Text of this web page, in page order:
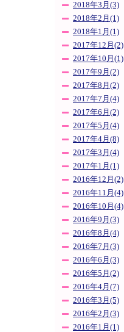
2018年3月(3)
2018年2月(1)
2018年1月(1)
2017年12月(2)
2017年10月(1)
2017年9月(2)
2017年8月(2)
2017年7月(4)
2017年6月(2)
2017年5月(4)
2017年4月(8)
2017年3月(4)
2017年1月(1)
2016年12月(2)
2016年11月(4)
2016年10月(4)
2016年9月(3)
2016年8月(4)
2016年7月(3)
2016年6月(3)
2016年5月(2)
2016年4月(7)
2016年3月(5)
2016年2月(3)
2016年1月(1)